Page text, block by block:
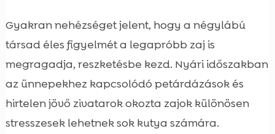
Gyakran nehézséget jelent, hogy a négylábú
társad éles figyelmét a legapróbb zaj is
megragadja, reszketésbe kezd. Nyári időszakban
az ünnepekhez kapcsolódó petárdázások és
hirtelen jövő zivatarok okozta zajok különösen
stresszesek lehetnek sok kutya számára.